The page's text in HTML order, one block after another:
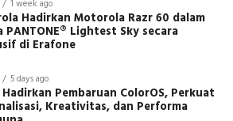
1 week ago
Hadirkan Motorola Razr 60 dalam
PANTONE® Lightest Sky secara
di Erafone
5 days ago
Hadirkan Pembaruan ColorOS, Perkuat
Kreativitas, dan Performa